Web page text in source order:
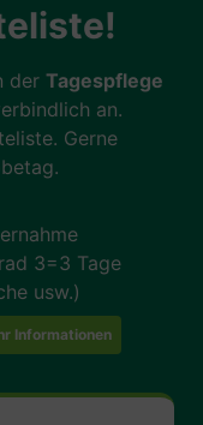
der Tagespflege
an.
Gerne
3=3 Tage
usw.)
Informationen